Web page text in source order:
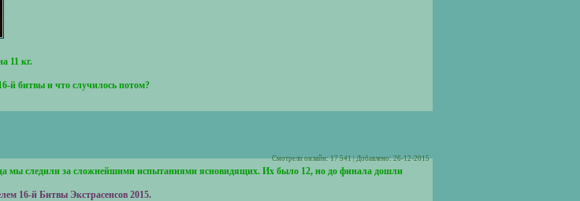
11 кг.
й битвы и что случилось потом?
Cмотрели онлайн: 17 541 | Добавлено: 26-12-2015
мы следили за сложнейшими испытаниями ясновидящих. Их было 12, но до финала дошли
16-й Битвы Экстрасенсов 2015.